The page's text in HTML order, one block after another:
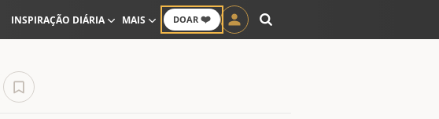
DOAR ❤️
INSPIRAÇÃO DIÁRIA MAIS